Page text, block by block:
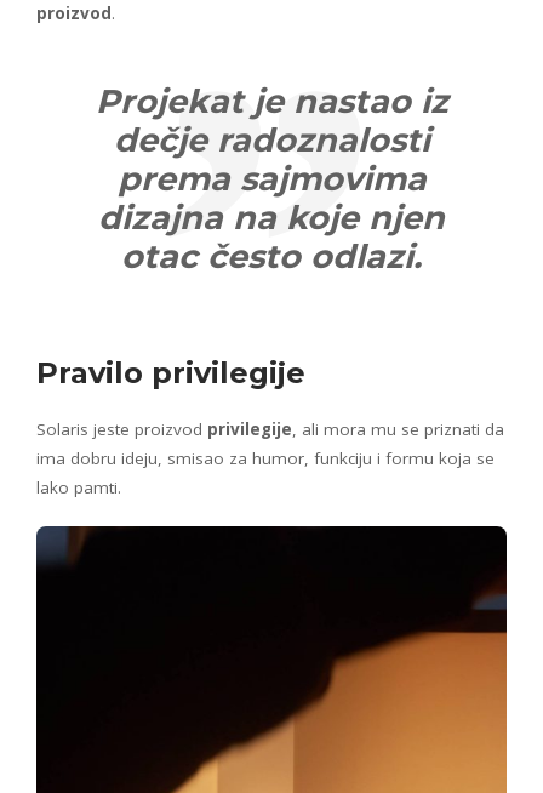
proizvod.
Projekat je nastao iz
dečje radoznalosti
prema sajmovima
dizajna na koje njen
otac često odlazi.
Pravilo privilegije
Solaris jeste proizvod privilegije , ali mora mu se priznati da
ima dobru ideju, smisao za humor, funkciju i formu koja se
lako pamti.